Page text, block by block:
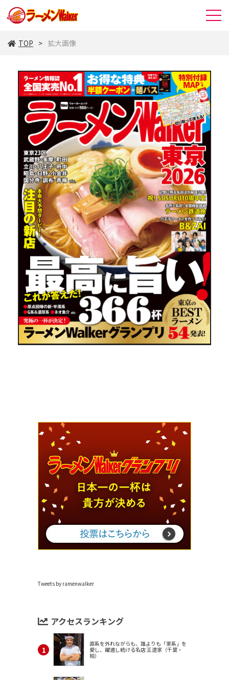
TOP 拡大画像
Tweets by ramenwalker
アクセスランキング
直系を外れながらも、誰よりも「家系」を
愛し、躍進し続ける名店 王道家（千葉・
柏）